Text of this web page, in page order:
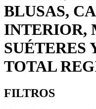
BLUSAS,
INTERIOR,
SUÉTERES
TOTAL
FILTROS